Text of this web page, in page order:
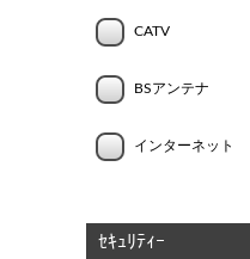
CATV
BSアンテナ
インターネット
ｾｷｭﾘﾃｨｰ